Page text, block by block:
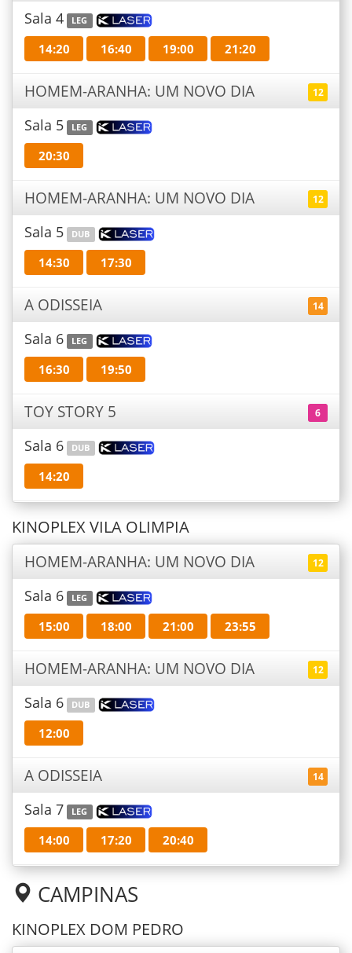
Sala 4 LEG
14:20 16:40 19:00 21:20
HOMEM-ARANHA: UM NOVO DIA 12
Sala 5 LEG
20:30
HOMEM-ARANHA: UM NOVO DIA 12
Sala 5 DUB
14:30 17:30
A ODISSEIA 14
Sala 6 LEG
16:30 19:50
TOY STORY 5 6
Sala 6 DUB
14:20
KINOPLEX VILA OLIMPIA
HOMEM-ARANHA: UM NOVO DIA 12
Sala 6 LEG
15:00 18:00 21:00 23:55
HOMEM-ARANHA: UM NOVO DIA 12
Sala 6 DUB
12:00
A ODISSEIA 14
Sala 7 LEG
14:00 17:20 20:40
CAMPINAS
KINOPLEX DOM PEDRO